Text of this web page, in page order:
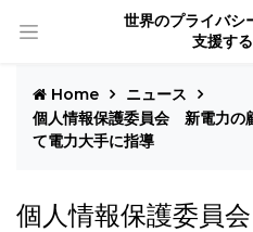
世界のプライバシ
支援す
Home
ニュース
個人情報保護委員会 新電力の
て電力大手に指導
個人情報保護委員